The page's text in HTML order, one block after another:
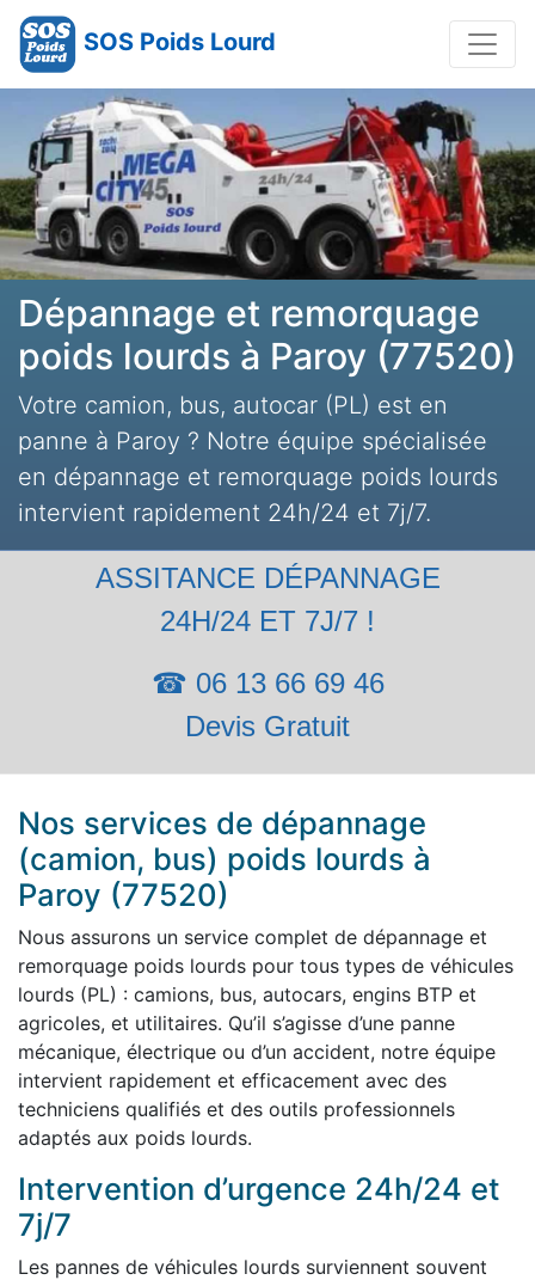
SOS Poids Lourd
Dépannage et remorquage
poids lourds à Paroy (77520)
Votre camion, bus, autocar (PL) est en
panne à Paroy ? Notre équipe spécialisée
en dépannage et remorquage poids lourds
intervient rapidement 24h/24 et 7j/7.
ASSITANCE DÉPANNAGE
24H/24 ET 7J/7 !
☎ 06 13 66 69 46
Devis Gratuit
Nos services de dépannage
(camion, bus) poids lourds à
Paroy (77520)
Nous assurons un service complet de dépannage et
remorquage poids lourds pour tous types de véhicules
lourds (PL) : camions, bus, autocars, engins BTP et
agricoles, et utilitaires. Qu’il s’agisse d’une panne
mécanique, électrique ou d’un accident, notre équipe
intervient rapidement et efficacement avec des
techniciens qualifiés et des outils professionnels
adaptés aux poids lourds.
Intervention d’urgence 24h/24 et
7j/7
Les pannes de véhicules lourds surviennent souvent